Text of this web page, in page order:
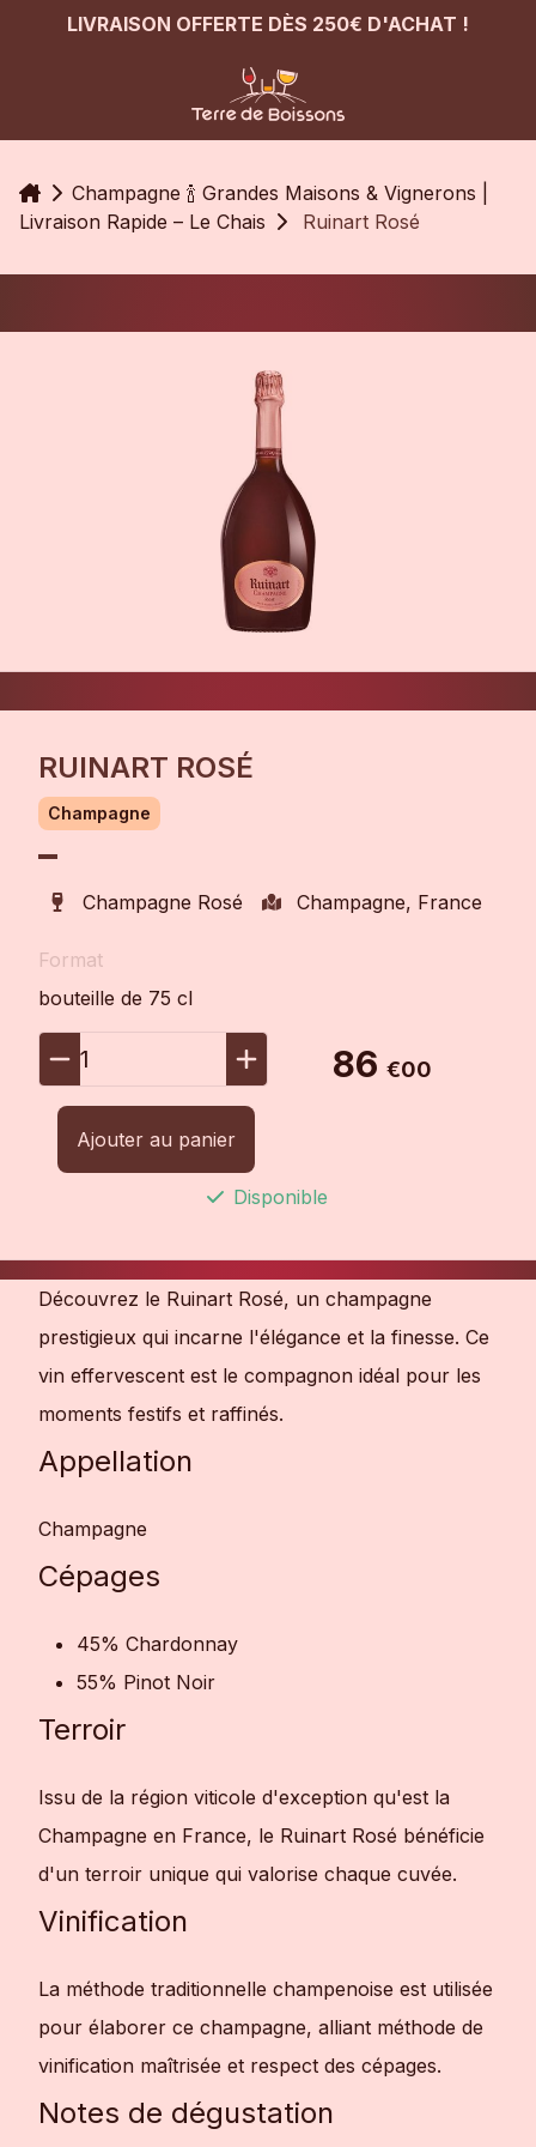
LIVRAISON OFFERTE DÈS 250€ D'ACHAT !
AccueilChampagne 🍾 Grandes Maisons & Vignerons |
Livraison Rapide – Le Chais
Ruinart Rosé
RUINART ROSÉ
Champagne
Champagne Rosé Champagne, France
Format
bouteille de 75 cl
1 86€00
Ajouter au panier
Disponible
Découvrez le Ruinart Rosé, un champagne
prestigieux qui incarne l'élégance et la finesse. Ce
vin effervescent est le compagnon idéal pour les
moments festifs et raffinés.
Appellation
Champagne
Cépages
45% Chardonnay
55% Pinot Noir
Terroir
Issu de la région viticole d'exception qu'est la
Champagne en France, le Ruinart Rosé bénéficie
d'un terroir unique qui valorise chaque cuvée.
Vinification
La méthode traditionnelle champenoise est utilisée
pour élaborer ce champagne, alliant méthode de
vinification maîtrisée et respect des cépages.
Notes de dégustation